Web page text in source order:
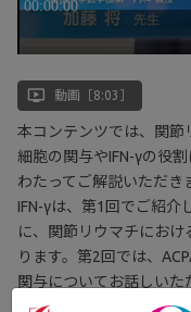
ondemand_video 動画［8:03］
本コンテンツでは、関節
細胞の関与やIFN-γの役
わたってご解説いただき
IFN-γは、第1回でご紹介
に、関節リウマチにおけ
ります。第2回では、
関与についてお話しいた